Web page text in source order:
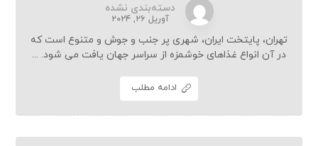
دسته‌بندی نشده
آوریل ۲۶, ۲۰۲۴
تهران، پایتخت ایران، شهری پر جنب و جوش و متنوع است که
در آن انواع غذاهای خوشمزه از سراسر جهان یافت می شود. ...
ادامه مطلب